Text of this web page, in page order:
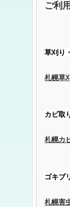
ご利
草刈り
札幌草
カビ取
札幌カ
ゴキブ
札幌害